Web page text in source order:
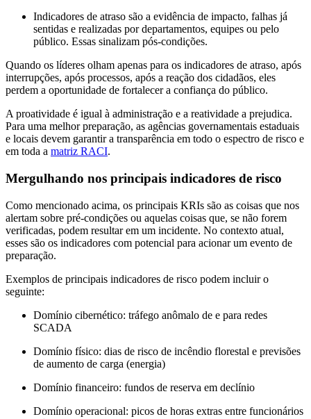
Indicadores de atraso são a evidência de impacto, falhas já
sentidas e realizadas por departamentos, equipes ou pelo
público. Essas sinalizam pós-condições.
Quando os líderes olham apenas para os indicadores de atraso, após
interrupções, após processos, após a reação dos cidadãos, eles
perdem a oportunidade de fortalecer a confiança do público.
A proatividade é igual à administração e a reatividade a prejudica.
Para uma melhor preparação, as agências governamentais estaduais
e locais devem garantir a transparência em todo o espectro de risco e
em toda a matriz RACI.
Mergulhando nos principais indicadores de risco
Como mencionado acima, os principais KRIs são as coisas que nos
alertam sobre pré-condições ou aquelas coisas que, se não forem
verificadas, podem resultar em um incidente. No contexto atual,
esses são os indicadores com potencial para acionar um evento de
preparação.
Exemplos de principais indicadores de risco podem incluir o
seguinte:
Domínio cibernético: tráfego anômalo de e para redes
SCADA
Domínio físico: dias de risco de incêndio florestal e previsões
de aumento de carga (energia)
Domínio financeiro: fundos de reserva em declínio
Domínio operacional: picos de horas extras entre funcionários